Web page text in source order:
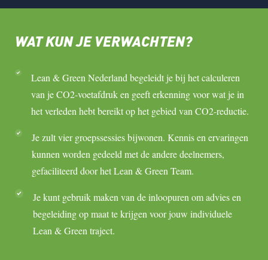
WAT KUN JE VERWACHTEN?
Lean & Green Nederland begeleidt je bij het calculeren
van je CO2-voetafdruk en geeft erkenning voor wat je in
het verleden hebt bereikt op het gebied van CO2-reductie.
Je zult vier groepssessies bijwonen. Kennis en ervaringen
kunnen worden gedeeld met de andere deelnemers,
gefaciliteerd door het Lean & Green Team.
Je kunt gebruik maken van de inloopuren om advies en
begeleiding op maat te krijgen voor jouw individuele
Lean & Green traject.